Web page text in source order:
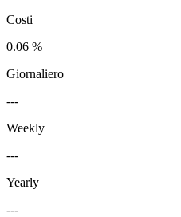
Costi
0.06 %
Giornaliero
---
Weekly
---
Yearly
---